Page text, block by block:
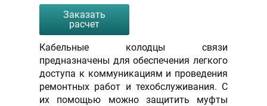
Заказать
расчет
Кабельные колодцы связи
предназначены для обеспечения легкого
доступа к коммуникациям и проведения
ремонтных работ и техобслуживания. С
их помощью можно защитить муфты